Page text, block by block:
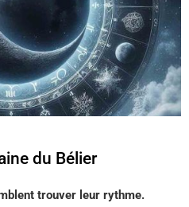
du Bélier
trouver leur rythme.